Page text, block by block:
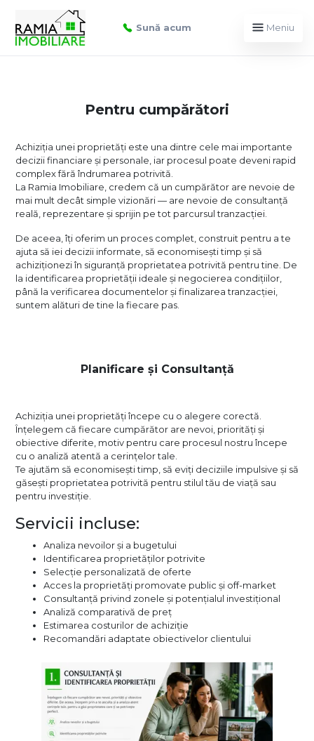
Sună acum Meniu
Pentru cumpărători
Achiziția unei proprietăți este una dintre cele mai importante
decizii financiare și personale, iar procesul poate deveni rapid
complex fără îndrumarea potrivită.
La Ramia Imobiliare, credem că un cumpărător are nevoie de
mai mult decât simple vizionări — are nevoie de consultanță
reală, reprezentare și sprijin pe tot parcursul tranzacției.
De aceea, îți oferim un proces complet, construit pentru a te
ajuta să iei decizii informate, să economisești timp și să
achiziționezi în siguranță proprietatea potrivită pentru tine. De
la identificarea proprietății ideale și negocierea condițiilor,
până la verificarea documentelor și finalizarea tranzacției,
suntem alături de tine la fiecare pas.
Planificare și Consultanță
Achiziția unei proprietăți începe cu o alegere corectă.
Înțelegem că fiecare cumpărător are nevoi, priorități și
obiective diferite, motiv pentru care procesul nostru începe
cu o analiză atentă a cerințelor tale.
Te ajutăm să economisești timp, să eviți deciziile impulsive și să
găsești proprietatea potrivită pentru stilul tău de viață sau
pentru investiție.
Servicii incluse:
Analiza nevoilor și a bugetului
Identificarea proprietăților potrivite
Selecție personalizată de oferte
Acces la proprietăți promovate public și off-market
Consultanță privind zonele și potențialul investițional
Analiză comparativă de preț
Estimarea costurilor de achiziție
Recomandări adaptate obiectivelor clientului